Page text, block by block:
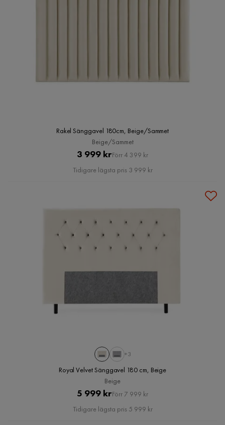
Rakel Sänggavel 180cm, Beige/Sammet
Beige/Sammet
Pris
3 999 krOriginal
Pris
Förr 4 399 kr
Tidigare lägsta pris 3 999 kr
+3
Royal Velvet Sänggavel 180 cm, Beige
Beige
Pris
5 999 krOriginal
Pris
Förr 7 999 kr
Tidigare lägsta pris 5 999 kr